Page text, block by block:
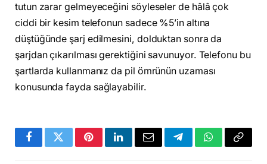
tutun zarar gelmeyeceğini söyleseler de hâlâ çok
ciddi bir kesim telefonun sadece %5’in altına
düştüğünde şarj edilmesini, dolduktan sonra da
şarjdan çıkarılması gerektiğini savunuyor. Telefonu bu
şartlarda kullanmanız da pil ömrünün uzaması
konusunda fayda sağlayabilir.
FacebookTwitterPinterestLinkedInEmail TelegramWhatsApp
Copy